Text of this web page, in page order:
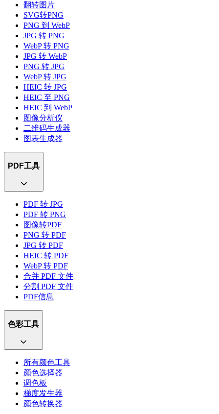
翻转图片
SVG转PNG
PNG 到 WebP
JPG 转 PNG
WebP 转 PNG
JPG 转 WebP
PNG 转 JPG
WebP 转 JPG
HEIC 转 JPG
HEIC 至 PNG
HEIC 到 WebP
图像分析仪
二维码生成器
图表生成器
PDF工具
PDF 转 JPG
PDF 转 PNG
图像转PDF
PNG 转 PDF
JPG 转 PDF
HEIC 转 PDF
WebP 转 PDF
合并 PDF 文件
分割 PDF 文件
PDF信息
色彩工具
所有颜色工具
颜色选择器
调色板
梯度发生器
颜色转换器